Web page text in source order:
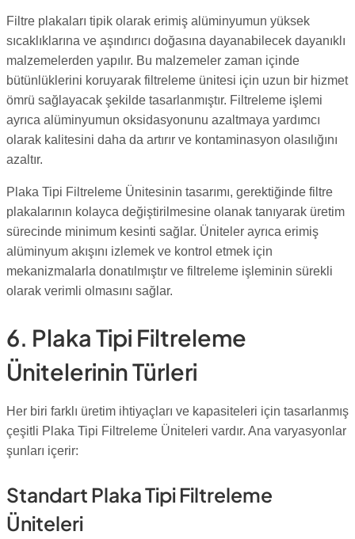
Filtre plakaları tipik olarak erimiş alüminyumun yüksek
sıcaklıklarına ve aşındırıcı doğasına dayanabilecek dayanıklı
malzemelerden yapılır. Bu malzemeler zaman içinde
bütünlüklerini koruyarak filtreleme ünitesi için uzun bir hizmet
ömrü sağlayacak şekilde tasarlanmıştır. Filtreleme işlemi
ayrıca alüminyumun oksidasyonunu azaltmaya yardımcı
olarak kalitesini daha da artırır ve kontaminasyon olasılığını
azaltır.
Plaka Tipi Filtreleme Ünitesinin tasarımı, gerektiğinde filtre
plakalarının kolayca değiştirilmesine olanak tanıyarak üretim
sürecinde minimum kesinti sağlar. Üniteler ayrıca erimiş
alüminyum akışını izlemek ve kontrol etmek için
mekanizmalarla donatılmıştır ve filtreleme işleminin sürekli
olarak verimli olmasını sağlar.
6. Plaka Tipi Filtreleme
Ünitelerinin Türleri
Her biri farklı üretim ihtiyaçları ve kapasiteleri için tasarlanmış
çeşitli Plaka Tipi Filtreleme Üniteleri vardır. Ana varyasyonlar
şunları içerir:
Standart Plaka Tipi Filtreleme
Üniteleri